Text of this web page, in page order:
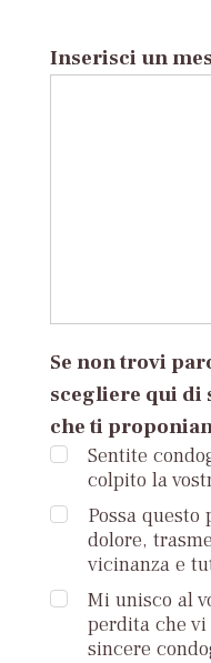
Inserisci un
Se non trovi
scegliere qui di
che ti
Sentite
colpito la
Possa
dolore,
vicinanza e
Mi unisco al
perdita che
sincere